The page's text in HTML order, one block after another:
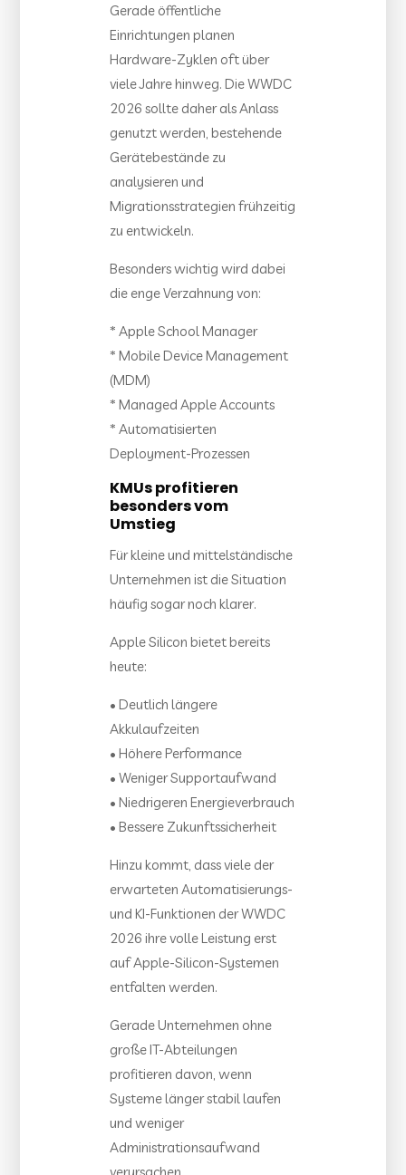
Gerade öffentliche
Einrichtungen planen
Hardware-Zyklen oft über
viele Jahre hinweg. Die WWDC
2026 sollte daher als Anlass
genutzt werden, bestehende
Gerätebestände zu
analysieren und
Migrationsstrategien frühzeitig
zu entwickeln.
Besonders wichtig wird dabei
die enge Verzahnung von:
* Apple School Manager
* Mobile Device Management
(MDM)
* Managed Apple Accounts
* Automatisierten
Deployment-Prozessen
KMUs profitieren
besonders vom
Umstieg
Für kleine und mittelständische
Unternehmen ist die Situation
häufig sogar noch klarer.
Apple Silicon bietet bereits
heute:
• Deutlich längere
Akkulaufzeiten
• Höhere Performance
• Weniger Supportaufwand
• Niedrigeren Energieverbrauch
• Bessere Zukunftssicherheit
Hinzu kommt, dass viele der
erwarteten Automatisierungs-
und KI-Funktionen der WWDC
2026 ihre volle Leistung erst
auf Apple-Silicon-Systemen
entfalten werden.
Gerade Unternehmen ohne
große IT-Abteilungen
profitieren davon, wenn
Systeme länger stabil laufen
und weniger
Administrationsaufwand